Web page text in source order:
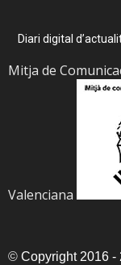
Diari digital
Mitja de
Valenciana
© Copyright 2016 -